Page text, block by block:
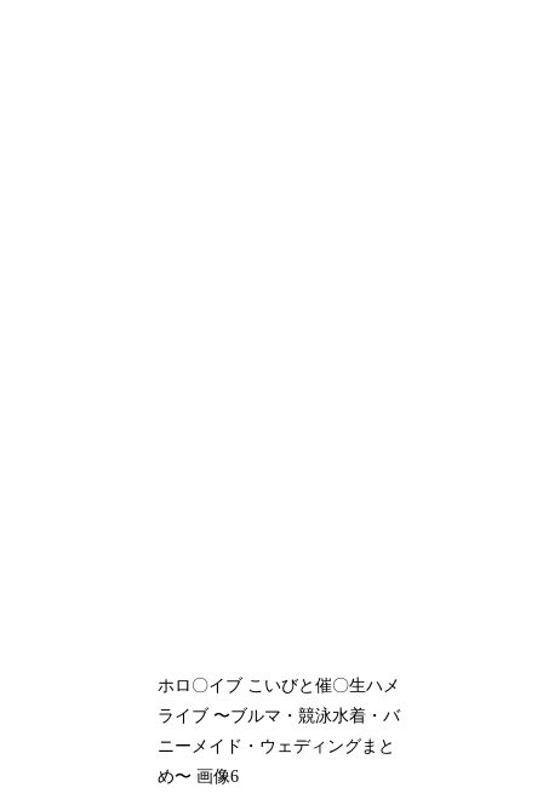
ホロ〇イブ こいびと催〇生ハメ
ライブ 〜ブルマ・競泳水着・バ
ニーメイド・ウェディングまと
め〜 画像6